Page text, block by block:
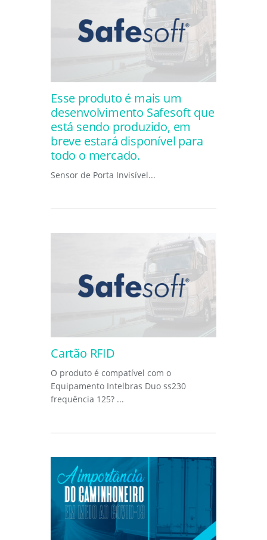
Esse produto é mais um
desenvolvimento Safesoft que
está sendo produzido, em
breve estará disponível para
todo o mercado.
Sensor de Porta Invisível...
Cartão RFID
O produto é compatível com o
Equipamento Intelbras Duo ss230
frequência 125? ...